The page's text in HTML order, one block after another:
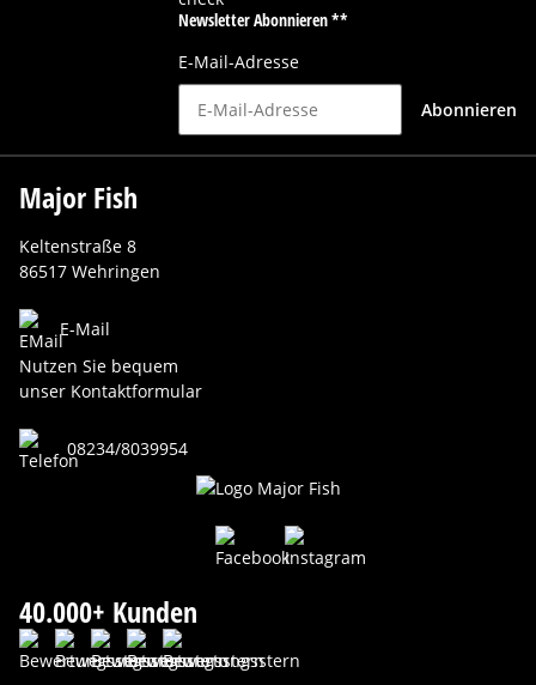
Newsletter Abonnieren **
E-Mail-Adresse
Abonnieren
Major Fish
Keltenstraße 8
86517 Wehringen
E-Mail
Nutzen Sie bequem
unser Kontaktformular
08234/8039954
40.000+ Kunden